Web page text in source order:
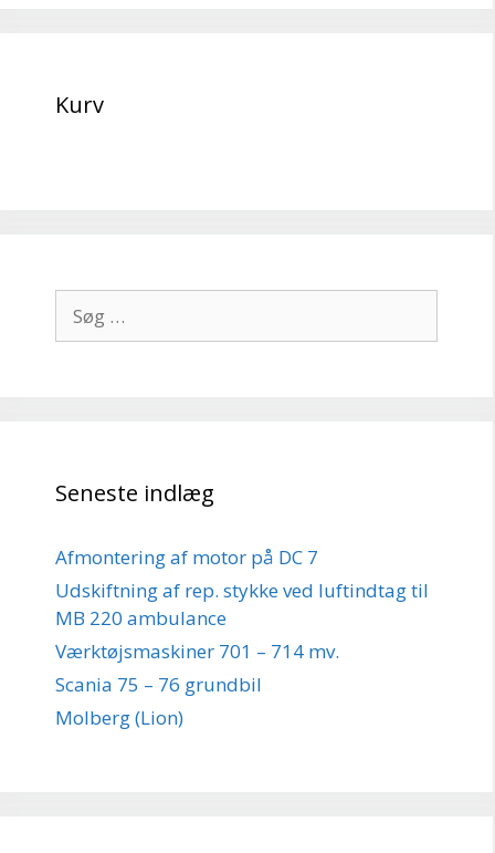
Kurv
efter:
Seneste indlæg
Afmontering af motor på DC 7
Udskiftning af rep. stykke ved luftindtag til
MB 220 ambulance
Værktøjsmaskiner 701 – 714 mv.
Scania 75 – 76 grundbil
Molberg (Lion)